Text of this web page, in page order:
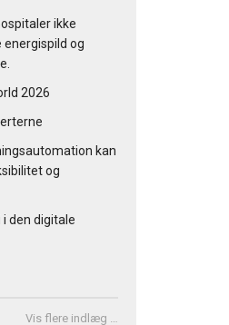
ikke
og
2026
kan
og
den digitale
Vis flere indlæg …